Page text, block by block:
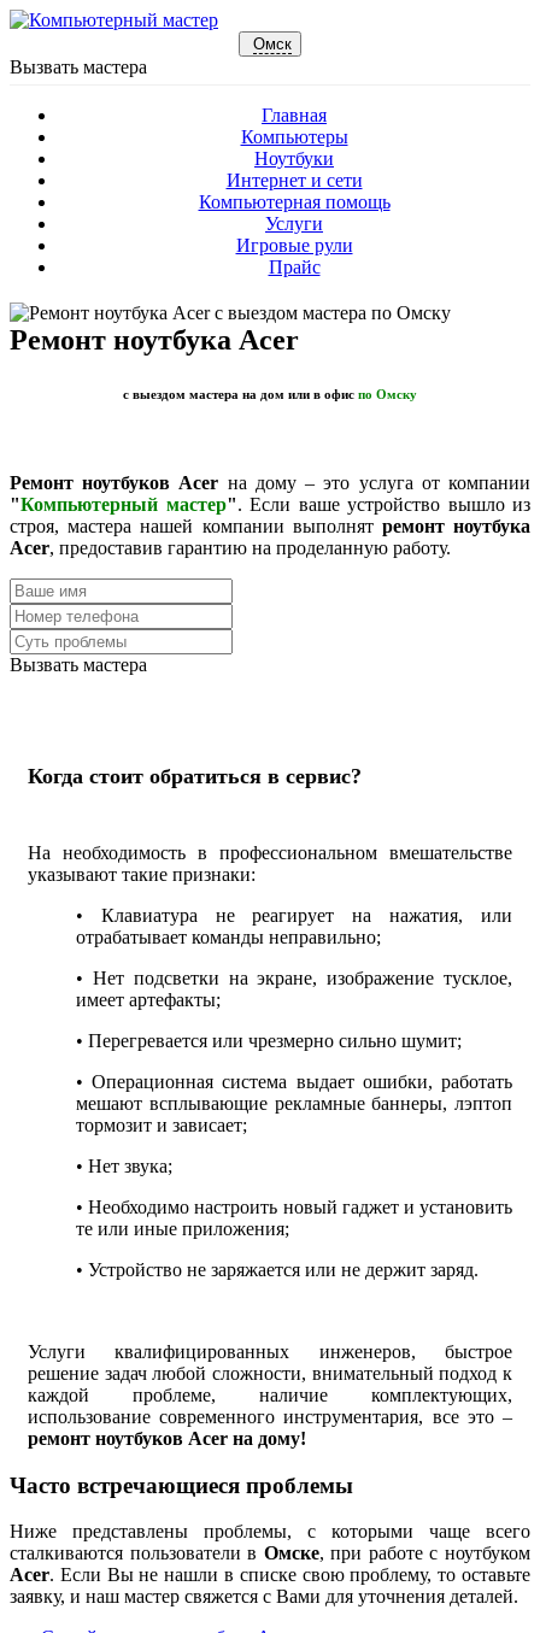
Омск
Вызвать мастера
Главная
Компьютеры
Ноутбуки
Интернет и сети
Компьютерная помощь
Услуги
Игровые рули
Прайс
Ремонт ноутбука Acer
с выездом мастера на дом или в офис по Омску
Ремонт ноутбуков Acer на дому – это услуга от компании
"Компьютерный мастер". Если ваше устройство вышло из
строя, мастера нашей компании выполнят ремонт ноутбука
Acer, предоставив гарантию на проделанную работу.
Вызвать мастера
Когда стоит обратиться в сервис?
На необходимость в профессиональном вмешательстве
указывают такие признаки:
• Клавиатура не реагирует на нажатия, или
отрабатывает команды неправильно;
• Нет подсветки на экране, изображение тусклое,
имеет артефакты;
• Перегревается или чрезмерно сильно шумит;
• Операционная система выдает ошибки, работать
мешают всплывающие рекламные баннеры, лэптоп
тормозит и зависает;
• Нет звука;
• Необходимо настроить новый гаджет и установить
те или иные приложения;
• Устройство не заряжается или не держит заряд.
Услуги квалифицированных инженеров, быстрое
решение задач любой сложности, внимательный подход к
каждой проблеме, наличие комплектующих,
использование современного инструментария, все это –
ремонт ноутбуков Acer на дому!
Часто встречающиеся проблемы
Ниже представлены проблемы, с которыми чаще всего
сталкиваются пользователи в Омске, при работе с ноутбуком
Acer. Если Вы не нашли в списке свою проблему, то оставьте
заявку, и наш мастер свяжется с Вами для уточнения деталей.